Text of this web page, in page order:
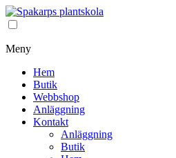
Meny
Hem
Butik
Webbshop
Anläggning
Kontakt
Anläggning
Butik